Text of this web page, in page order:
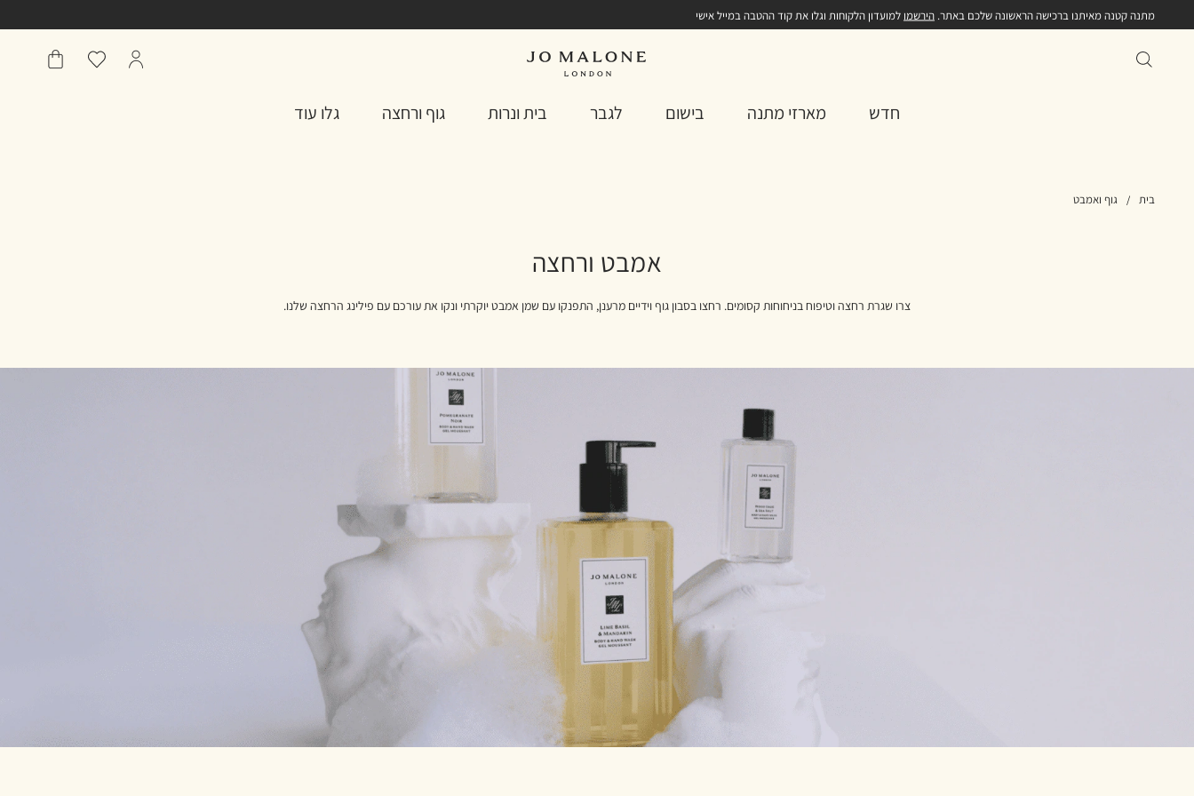
מתנה קטנה מאיתנו ברכישה הראשונה שלכם באתר. הירשמו למועדון הלקוחות וגלו את קוד ההטבה במייל אישי
חדש מארזי מתנה בישום לגבר בית ונרות גוף ורחצה גלו עוד
הפרופיל
מועדפים
שֶׁלִי
בית גוף ואמבט
אמבט ורחצה
צרו שגרת רחצה וטיפוח בניחוחות קסומים. רחצו בסבון גוף וידיים מרענן, התפנקו עם שמן אמבט יוקרתי ונקו את עורכם עם פילינג הרחצה שלנו.